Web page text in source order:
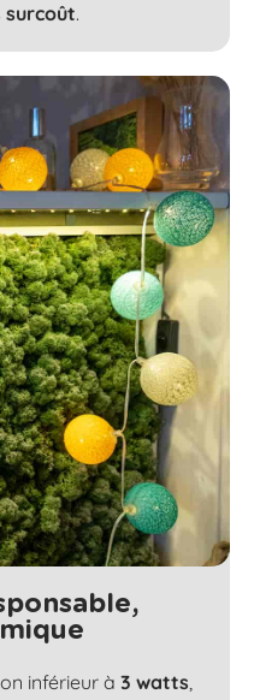
surcoût.
inférieur à 3 watts,